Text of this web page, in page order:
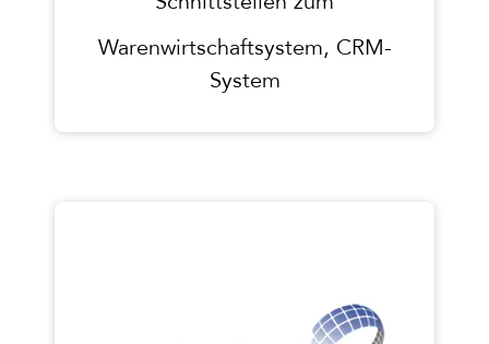
Warenwirtschaftsystem, CRM-
System